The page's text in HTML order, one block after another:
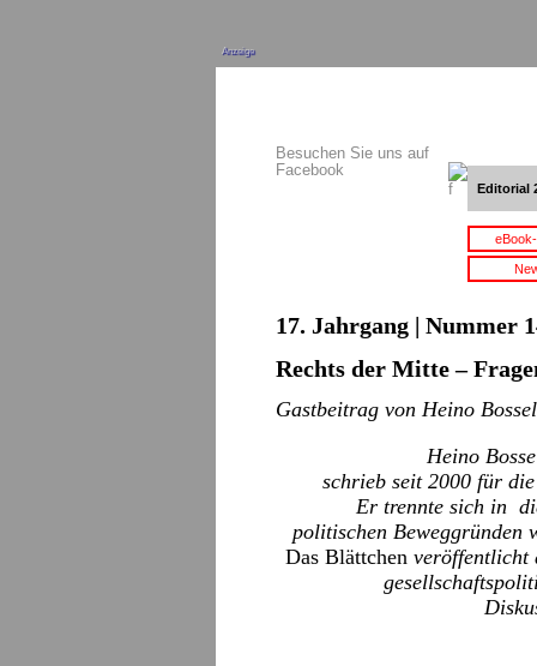
Anzeige
Besuchen Sie uns auf
Facebook
Editorial
17. Jahrgang | Nummer
Rechts der Mitte –
Gastbeitrag von Heino
Heino
schrieb seit 2000 für
Er trennte sich in
politischen Beweggründen
Das Blättchen veröffentlicht